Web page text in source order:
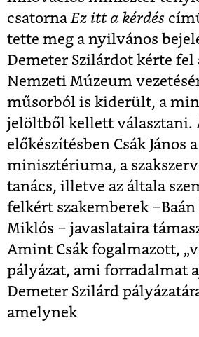
csatornaEz itt a kérdés
tette meg a nyilvános
Demeter Szilárdot kérte fel
Nemzeti Múzeum
műsorból is kiderült, a
jelöltből kellett választani.
előkészítésben Csák János a
minisztériuma, a
tanács, illetve az általa
felkért szakemberek ‒Baán
Miklós ‒ javaslataira
Amint Csák fogalmazott,
pályázat, ami forradalmat
Demeter Szilárd
amelynek